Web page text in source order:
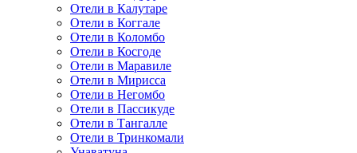
Отели в Калутаре
Отели в Коггале
Отели в Коломбо
Отели в Косгоде
Отели в Маравиле
Отели в Мирисса
Отели в Негомбо
Отели в Пассикуде
Отели в Тангалле
Отели в Тринкомали